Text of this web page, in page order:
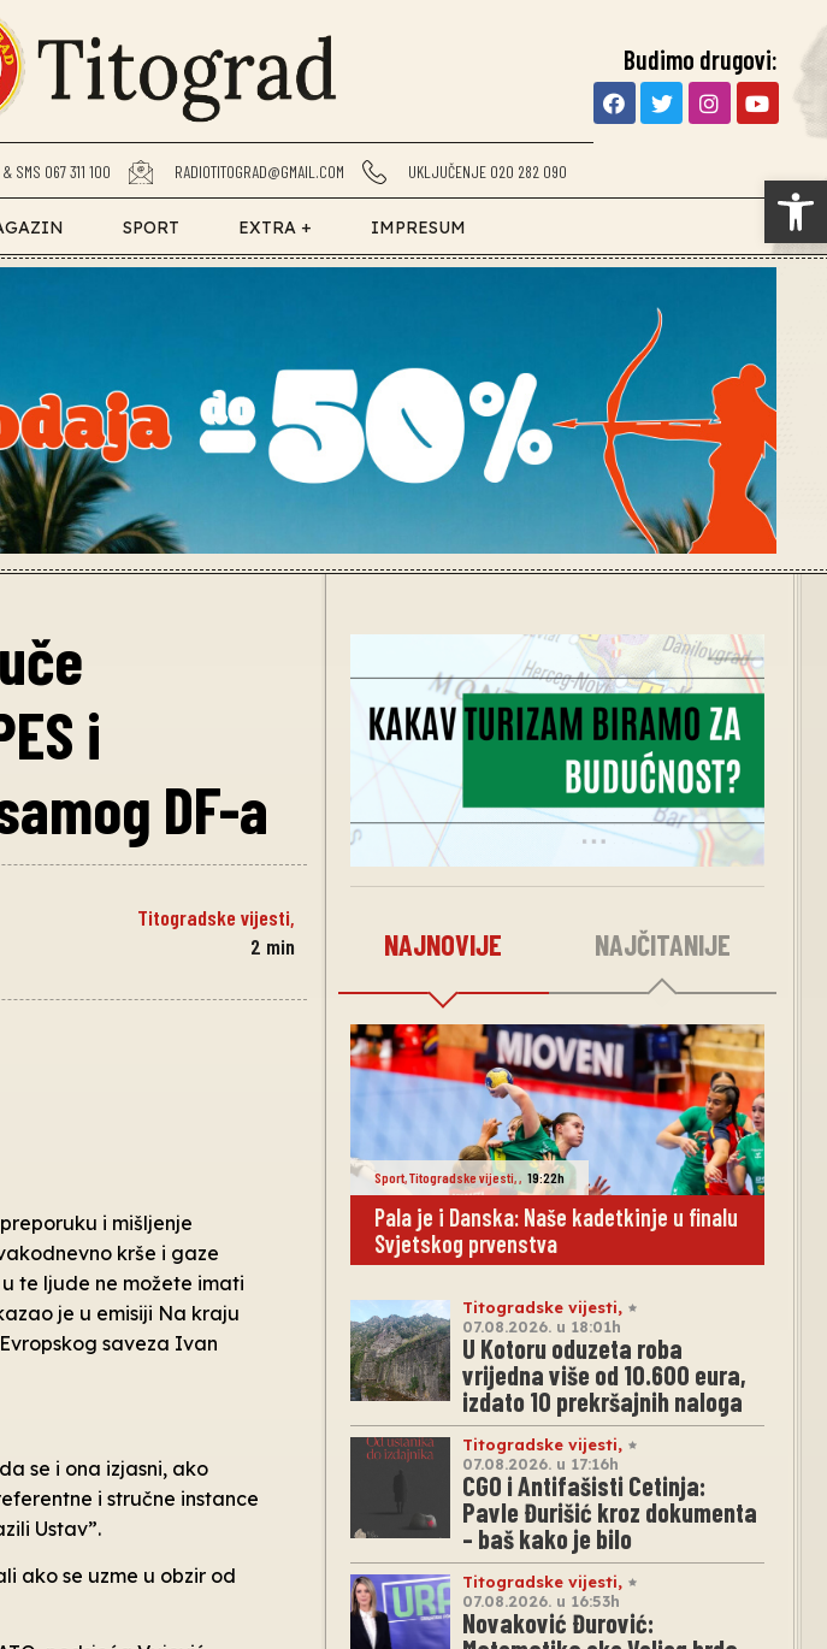
SMS 067 311 100 RADIOTITOGRAD@GMAIL.COM UKLJUČENJE 020 282 090
Budimo drugovi:
SPORT EXTRA + IMPRESUM
i
DF-a
Titogradske vijesti,
2 min
i mišljenje
krše i gaze
te ljude ne možete imati
je u emisiji Na kraju
saveza Ivan
se i ona izjasni, ako
i stručne instance
Ustav”.
ako se uzme u obzir od
NAJNOVIJE NAJČITANIJE
Sport,Titogradske vijesti,, 19:22h
Pala je i Danska: Naše kadetkinje u finalu
Svjetskog prvenstva
Titogradske vijesti,
07.08.2026. u 18:01h
U Kotoru oduzeta roba
vrijedna više od 10.600 eura,
izdato 10 prekršajnih naloga
Titogradske vijesti,
07.08.2026. u 17:16h
CGO i Antifašisti Cetinja:
Pavle Đurišić kroz dokumenta
– baš kako je bilo
Titogradske vijesti,
07.08.2026. u 16:53h
Novaković Đurović: